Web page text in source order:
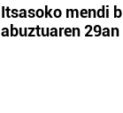
Itsasoko mendi
abuztuaren